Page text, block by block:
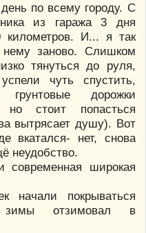
по всему городу. С
из гаража 3 дня
километров. И... я так
заново. Слишком
тянуться до руля,
чуть спустить,
дорожки
но стоит попасться
вытрясает душу). Вот
вкатался- нет, снова
неудобство.
современная широкая
начали покрываться
зимы отзимовал в